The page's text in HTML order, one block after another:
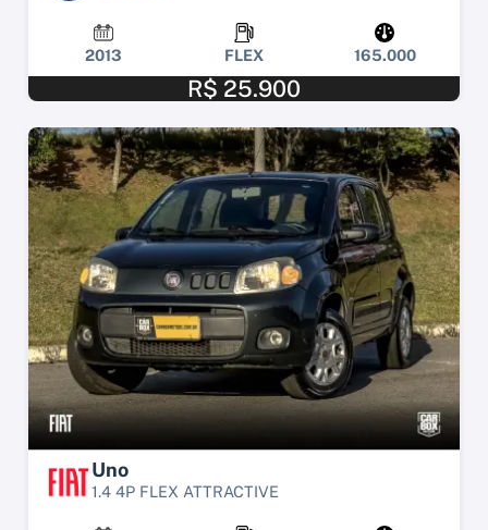
2013 FLEX 165.000
R$ 25.900
Uno
1.4 4P FLEX ATTRACTIVE